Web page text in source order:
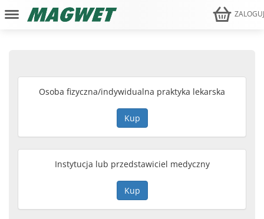
Osoba fizyczna/indywidualna praktyka lekarska
Instytucja lub przedstawiciel medyczny